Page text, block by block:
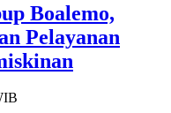
Boalemo,
Pelayanan